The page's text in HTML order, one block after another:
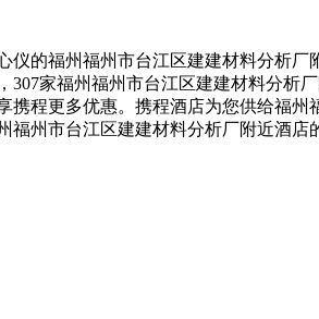
的福州福州市台江区建建材料分析厂
家福州福州市台江区建建材料分析
程更多优惠。携程酒店为您供给福
州市台江区建建材料分析厂附近酒店